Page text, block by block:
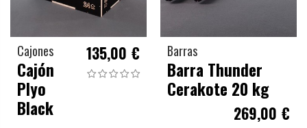
Cajones
Cajón
Plyo
Black
135,00 € Barras
Barra Thunder
Cerakote 20 kg
269,00 €